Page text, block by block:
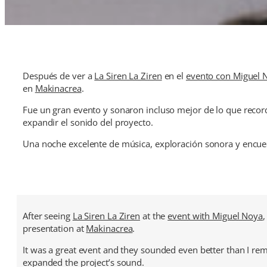
Después de ver a La Siren La Ziren en el evento con Miguel
en Makinacrea.
Fue un gran evento y sonaron incluso mejor de lo que
expandir el sonido del proyecto.
Una noche excelente de música, exploración sonora y
After seeing La Siren La Ziren at theevent with Miguel Noya
presentation at Makinacrea.
It was a great event and they sounded even better than I
expanded the project’s sound.